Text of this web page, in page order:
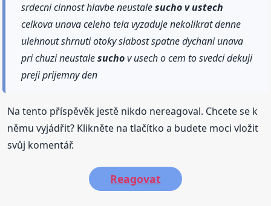
srdecni cinnost hlavbe neustalesucho v ustech
celkova unava celeho tela vyzaduje nekolikrat denne
ulehnout shrnuti otoky slabost spatne dychani unava
pri chuzi neustalesuchov usech o cem to svedci dekuji
preji prijemny den
Na tento příspěvěk jestě nikdo nereagoval. Chcete se k
němu vyjádřit? Klikněte na tlačítko a budete moci vložit
svůj komentář.
Reagovat